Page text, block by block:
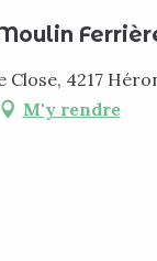
Close, 4217
M'y rendre